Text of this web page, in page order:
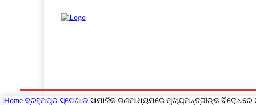
Home ବ୍ରହ୍ମପୁର ସ୍ପେଶାଳ ସାମାଜିକ ଗଣମାଧ୍ୟମରେ ମୁଖ୍ୟମନ୍ତ୍ରୀଙ୍କ ବିରୋଧରେ